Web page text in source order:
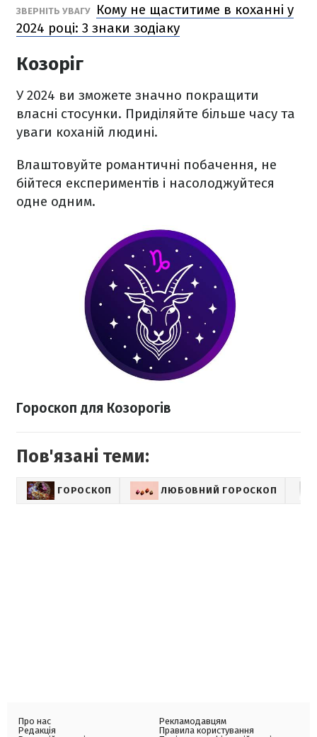
ЗВЕРНІТЬ УВАГУ
Кому не щаститиме в коханні у
2024 році: 3 знаки зодіаку
Козоріг
У 2024 ви зможете значно покращити
власні стосунки. Приділяйте більше часу та
уваги коханій людині.
Влаштовуйте романтичні побачення, не
бійтеся експериментів і насолоджуйтеся
одне одним.
Гороскоп для Козорогів
Пов'язані теми:
ГОРОСКОП ЛЮБОВНИЙ ГОРОСКОП
Про нас
Редакція
Рекламодавцям
Правила користування